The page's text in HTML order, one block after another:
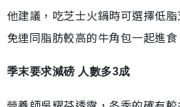
他建議，吃芝士火鍋時可選擇低
免連同脂肪較高的牛角包一起進食
季末要求減磅 人數多3成